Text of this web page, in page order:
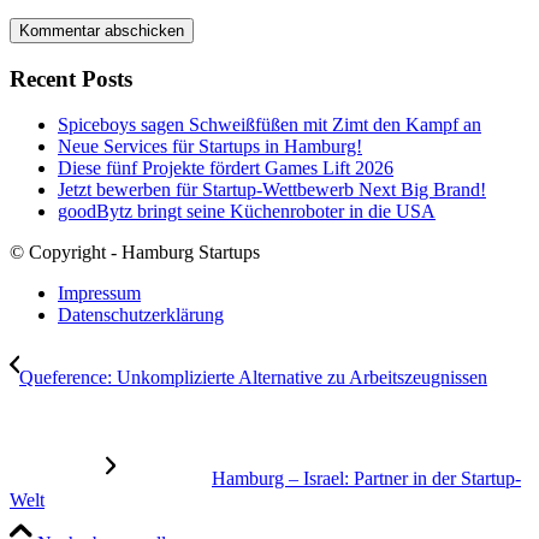
Recent Posts
Spiceboys sagen Schweißfüßen mit Zimt den Kampf an
Neue Services für Startups in Hamburg!
Diese fünf Projekte fördert Games Lift 2026
Jetzt bewerben für Startup-Wettbewerb Next Big Brand!
goodBytz bringt seine Küchenroboter in die USA
© Copyright - Hamburg Startups
Impressum
Datenschutzerklärung
Queference: Unkomplizierte Alternative zu Arbeitszeugnissen
Hamburg – Israel: Partner in der Startup-
Welt